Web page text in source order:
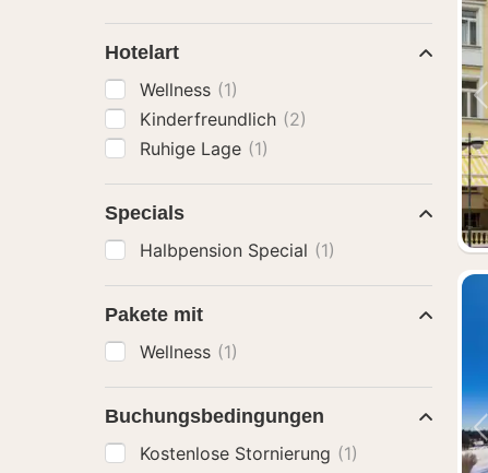
Hotelart
Wellness (1)
Kinderfreundlich (2)
Ruhige Lage (1)
Specials
Halbpension Special (1)
Pakete mit
Wellness (1)
Buchungsbedingungen
Kostenlose Stornierung (1)